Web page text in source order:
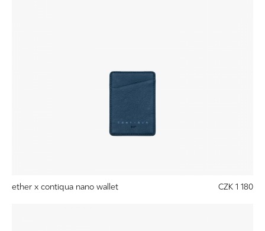
ether x contiqua nano wallet CZK 1 180